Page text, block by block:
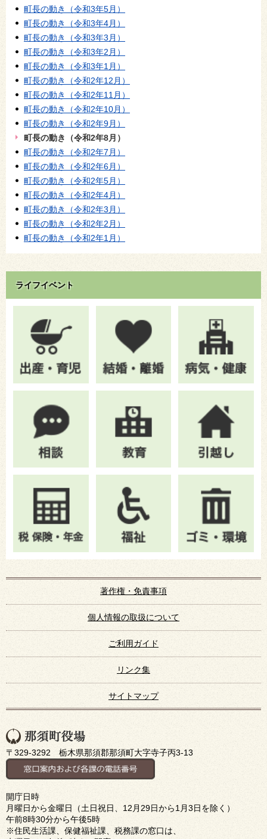
町長の動き（令和3年5月）
町長の動き（令和3年4月）
町長の動き（令和3年3月）
町長の動き（令和3年2月）
町長の動き（令和3年1月）
町長の動き（令和2年12月）
町長の動き（令和2年11月）
町長の動き（令和2年10月）
町長の動き（令和2年9月）
町長の動き（令和2年8月）
町長の動き（令和2年7月）
町長の動き（令和2年6月）
町長の動き（令和2年5月）
町長の動き（令和2年4月）
町長の動き（令和2年3月）
町長の動き（令和2年2月）
町長の動き（令和2年1月）
ライフイベント
著作権・免責事項
個人情報の取扱について
ご利用ガイド
リンク集
サイトマップ
〒329-3292 栃木県那須郡那須町大字寺子丙3-13
開庁日時
月曜日から金曜日（土日祝日、12月29日から1月3日を除く）
午前8時30分から午後5時
※住民生活課、保健福祉課、税務課の窓口は、